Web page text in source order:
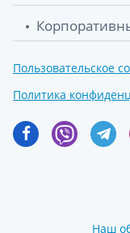
Пользовательское
Политика
Наш